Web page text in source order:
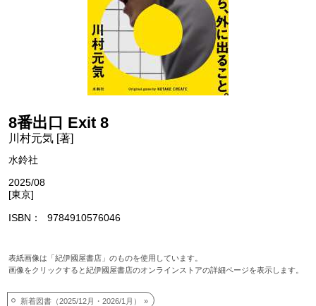
8番出口 Exit 8
川村元気 [著]
水鈴社
2025/08
[東京]
ISBN 9784910576046
表紙画像は「紀伊國屋書店」のものを使用しています。
画像をクリックすると紀伊國屋書店のオンラインストアの詳細ページを表示します。
新着図書（2025/12月・2026/1月）